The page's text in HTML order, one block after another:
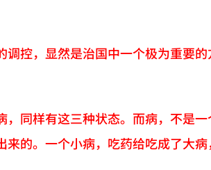
控，显然是治国中一个极为重要
同样有这三种状态。而病，不是
的。一个小病，吃药给吃成了大